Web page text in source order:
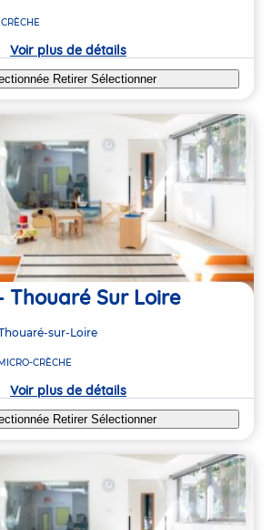
CRÈCHE
Voir plus de détails
Retirer Sélectionner
Thouaré Sur Loire
sur-Loire
CRÈCHE
Voir plus de détails
Retirer Sélectionner